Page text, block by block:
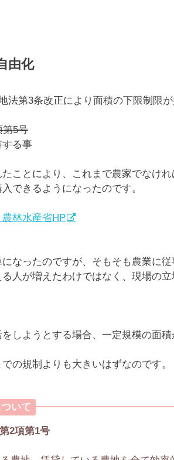
由化
法第3条改正により面積の下限制限が
第5号
る事
ことにより、これまで農家でなけ
できるようになったのです。
林水産省HP
なったのですが、そもそも農業に
人が増えたわけではなく、現場の
しようとする場合、一定規模の面積
の規制よりも大きいはずなのです。
いて
2項第1号